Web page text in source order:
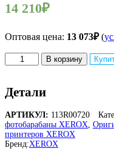
14 210₽
Оптовая цена: 13 073₽(
Количество
товара
XEROX
113R00720
В корзину
Детали
АРТИКУЛ: 113R00720
фотобарабаны XEROX,
принтеров XEROX
Бренд:XEROX